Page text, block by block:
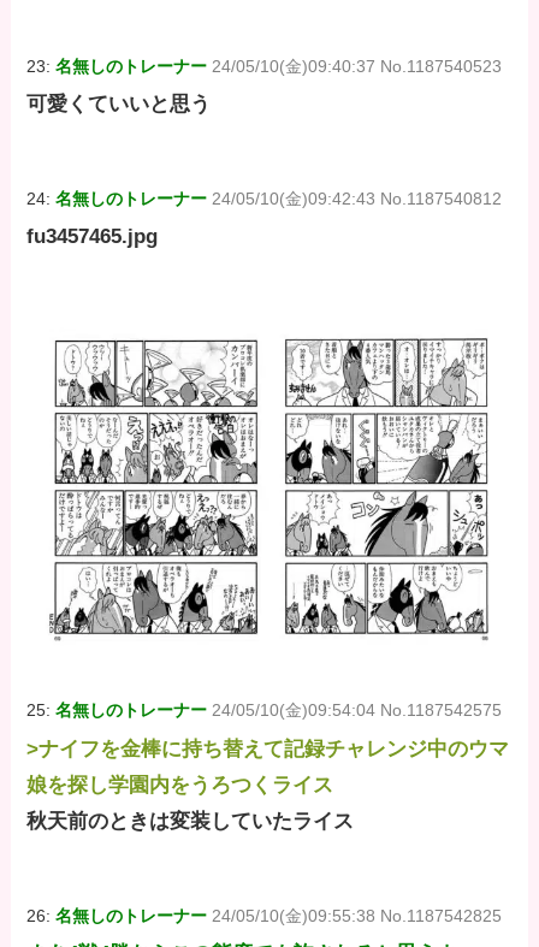
23:名無しのトレーナー 24/05/10(金)09:40:37 No.1187540523
可愛くていいと思う
24:名無しのトレーナー 24/05/10(金)09:42:43 No.1187540812
fu3457465.jpg
25:名無しのトレーナー 24/05/10(金)09:54:04 No.1187542575
>ナイフを金棒に持ち替えて記録チャレンジ中のウマ
娘を探し学園内をうろつくライス
秋天前のときは変装していたライス
26:名無しのトレーナー 24/05/10(金)09:55:38 No.1187542825